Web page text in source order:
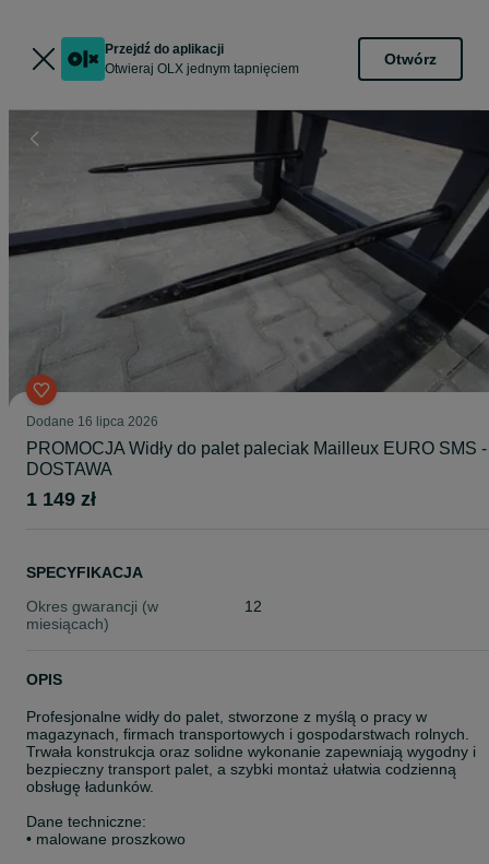
Przejdź do aplikacji
Otwieraj OLX jednym tapnięciem
Otwórz
Dodane 16 lipca 2026
PROMOCJA Widły do palet paleciak Mailleux EURO SMS -
DOSTAWA
1 149 zł
SPECYFIKACJA
Okres gwarancji (w
miesiącach)
12
OPIS
Profesjonalne widły do palet, stworzone z myślą o pracy w
magazynach, firmach transportowych i gospodarstwach rolnych.
Trwała konstrukcja oraz solidne wykonanie zapewniają wygodny i
bezpieczny transport palet, a szybki montaż ułatwia codzienną
obsługę ładunków.
Dane techniczne:
• malowane proszkowo